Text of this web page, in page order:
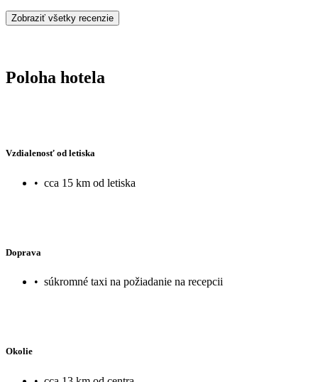
Zobraziť všetky recenzie
Poloha hotela
Vzdialenosť od letiska
• cca 15 km od letiska
Doprava
• súkromné taxi na požiadanie na recepcii
Okolie